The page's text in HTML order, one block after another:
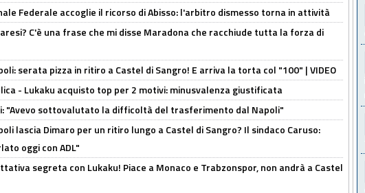
Federale accoglie il ricorso di Abisso: l'arbitro dismesso torna in attività
C'è una frase che mi disse Maradona che racchiude tutta la forza di
serata pizza in ritiro a Castel di Sangro! E arriva la torta col "100" | VIDEO
- Lukaku acquisto top per 2 motivi: minusvalenza giustificata
"Avevo sottovalutato la difficoltà del trasferimento dal Napoli"
lascia Dimaro per un ritiro lungo a Castel di Sangro? Il sindaco Caruso:
oggi con ADL"
segreta con Lukaku! Piace a Monaco e Trabzonspor, non andrà a Castel